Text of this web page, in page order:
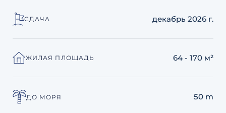
СДАЧА декабрь 2026 г.
ЖИЛАЯ ПЛОЩАДЬ 64 - 170 м²
ДО МОРЯ 50 m